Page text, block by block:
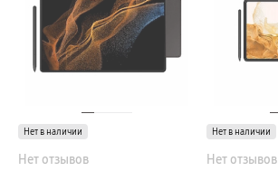
Нет в наличии
Нет отзывов
Нет в наличии
Нет отзывов